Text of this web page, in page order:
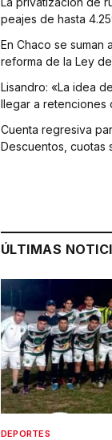
peajes de hasta
En Chaco se suman
reforma de la Ley
Lisandro: «La idea
llegar a retenciones
Cuenta regresiva
Descuentos, cuotas
ÚLTIMAS
DEPORTES